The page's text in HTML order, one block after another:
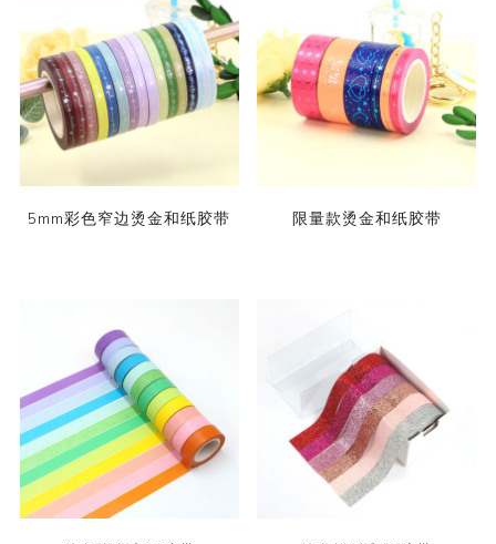
5mm彩色窄边烫金和纸胶带 限量款烫金和纸胶带